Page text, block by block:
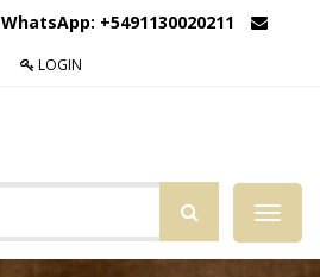
WhatsApp: +5491130020211
LOGIN
Menú
de